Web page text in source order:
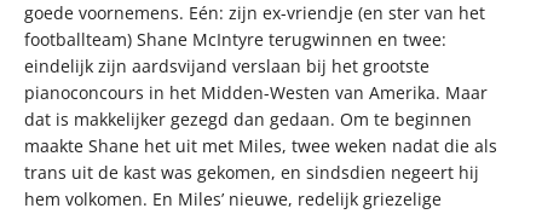
goede voornemens. Eén: zijn ex-vriendje (en ster van het
footballteam) Shane McIntyre terugwinnen en twee:
eindelijk zijn aardsvijand verslaan bij het grootste
pianoconcours in het Midden-Westen van Amerika. Maar
dat is makkelijker gezegd dan gedaan. Om te beginnen
maakte Shane het uit met Miles, twee weken nadat die als
trans uit de kast was gekomen, en sindsdien negeert hij
hem volkomen. En Miles’ nieuwe, redelijk griezelige